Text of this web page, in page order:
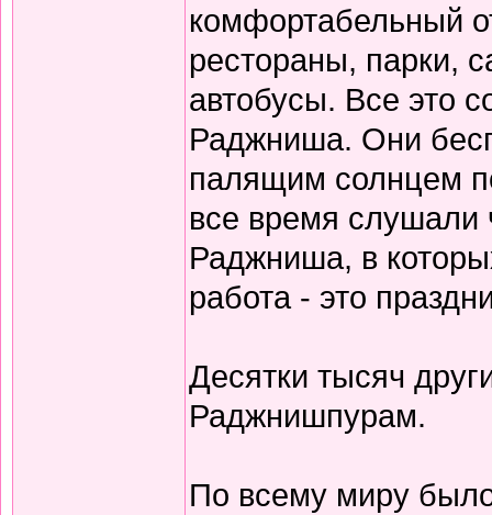
комфортабельный
рестораны, парки,
автобусы. Все это
Раджниша. Они
палящим солнцем
все время слушали
Раджниша, в
работа - это
Десятки тысяч
Раджнишпурам.
По всему миру